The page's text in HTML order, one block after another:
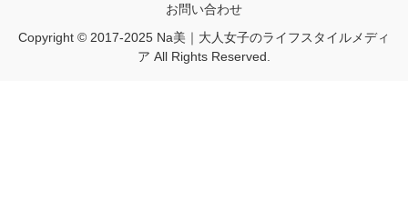
お問い合わせ
Copyright © 2017-2025 Na美｜大人女子のライフスタイルメディ
ア All Rights Reserved.